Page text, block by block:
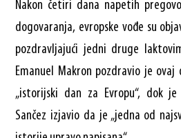
Nakon četiri dana napetih
dogovaranja, evropske vođe su
pozdravljajući jedni druge
Emanuel Makron pozdravio je
„istorijski dan za Evropu“, dok
Sančez izjavio da je „jedna od